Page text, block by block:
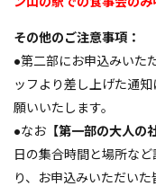
その他のご注意事項：
●第二部にお申込みいた
ッフより差し上げた通
願いいたします。
●なお 【第一部の大人の
日の集合時間と場所な
り、お申込みいただい